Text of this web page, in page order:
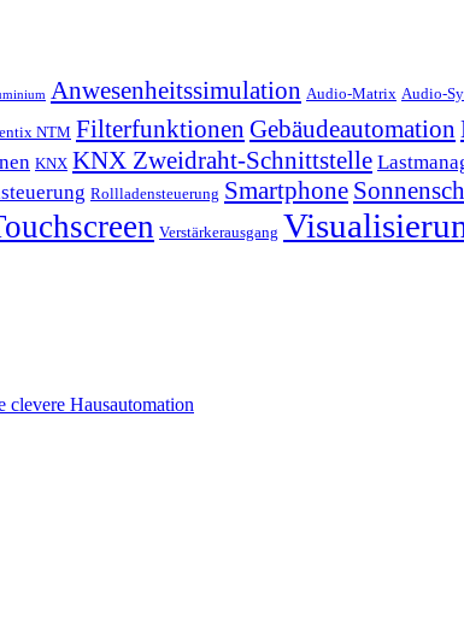
Anwesenheitssimulation Audio-Matrix Audio-
NTM Filterfunktionen Gebäudeautomation
KNX KNX Zweidraht-Schnittstelle
Rollladensteuerung Smartphone
Verstärkerausgang